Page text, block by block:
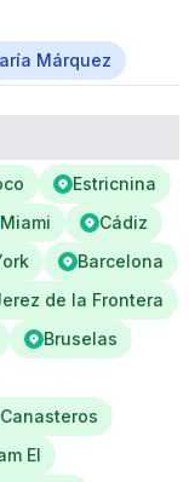
Márquez
Estricnina
Miami
Cádiz
Barcelona
de la Frontera
Bruselas
El